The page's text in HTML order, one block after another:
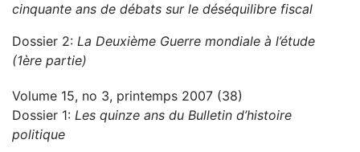
cinquante ans de débats sur le déséquilibre fiscal
Dossier 2: La Deuxième Guerre mondiale à l’étude
(1ère partie)
Volume 15, no 3, printemps 2007 (38)
Dossier 1: Les quinze ans du Bulletin d’histoire
politique